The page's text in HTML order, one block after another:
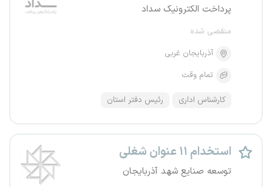
پرداخت الکترونیک سداد
منقضی شده
آذربایجان غربی
تمام وقت
کارشناس اداری رئیس دفتر استان
استخدام ۱۱ عنوان شغلی
توسعه صنایع شهد آذربایجان